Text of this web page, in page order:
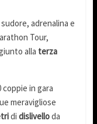
adrenalina e
Tour,
alla terza
coppie in gara
meravigliose
di dislivelloda